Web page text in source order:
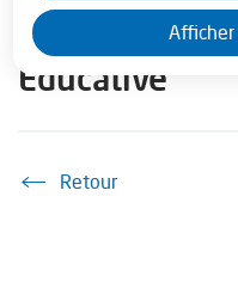
Programme
Éducative
Accueil